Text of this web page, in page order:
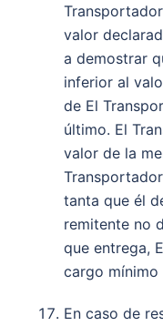
valor
a demostrar
inferior al
de El
último. El
valor de la
tanta que él
remitente no
que entrega,
cargo mínimo
En caso de